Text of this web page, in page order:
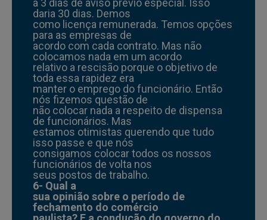
a 3 dias de aviso prévio especial. Isso
daria 30 dias. Demos
como licença remunerada. Temos opções
para as empresas de
acordo com cada contrato. Mas não
colocamos nada em um acordo
relativo a rescisão porque o objetivo de
toda essa rapidez era
manter o emprego do funcionário. Então
nós fizemos questão de
não colocar nada a respeito de dispensa
de funcionários. Mas
estamos otimistas querendo que tudo
isso passe e que nós
consigamos colocar todos os nossos
funcionários de volta nos
seus postos de trabalho.
6- Qual a
sua opinião sobre o período de
fechamento do comércio